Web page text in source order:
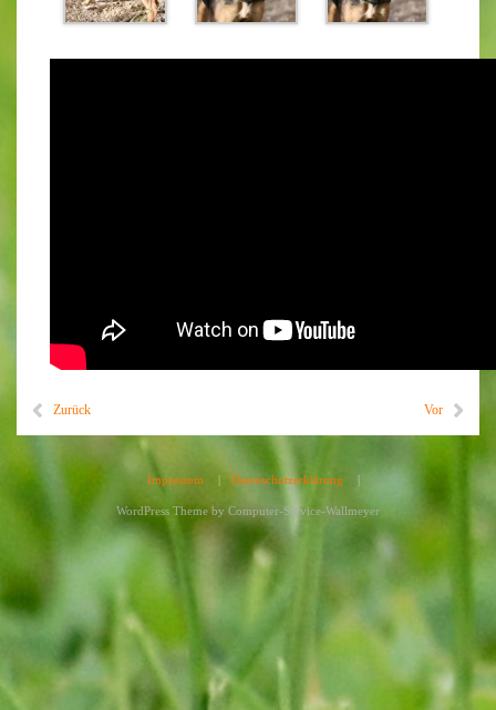
Zurück Vor
Impressum Datenschutzerklärung
WordPress Theme by Computer-Service-Wallmeyer